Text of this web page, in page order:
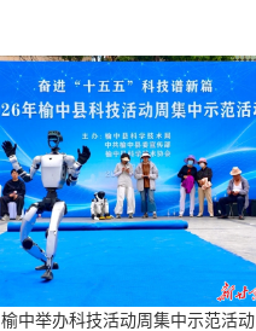
榆中举办科技活动周集中示范活动